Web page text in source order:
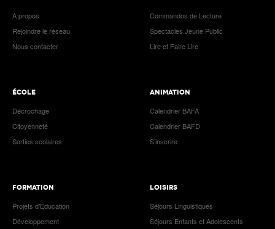
A propos
Rejoindre le réseau
Nous contacter
Commandos de Lecture
Spectacles Jeune Public
Lire et Faire Lire
ÉCOLE
Décrochage
Citoyenneté
Sorties scolaires
ANIMATION
Calendrier BAFA
Calendrier BAFD
S’inscrire
FORMATION
Projets d’Education
Développement
LOISIRS
Séjours Linguistiques
Séjours Enfants et Adolescents